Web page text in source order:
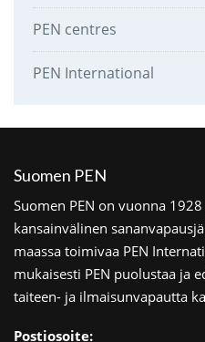
PEN centres
PEN International
Suomen PEN
Suomen PEN on vuonna
kansainvälinen
maassa toimivaa PEN
mukaisesti PEN puolustaa ja
taiteen- ja ilmaisunvapautta
Postiosoite: